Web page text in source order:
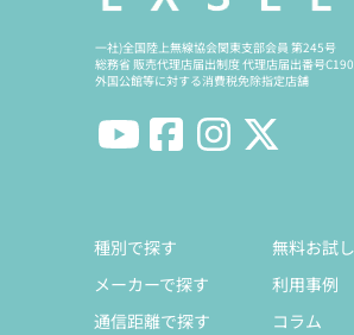
一社)全国陸上無線協会関東支部会員 第245号
総務省 販売代理店届出制度 代理店届出番号
外国公館等に対する消費税免除指定店舗
種別で探す
メーカーで探す
通信距離で探す
無料お試し
利用事例
コラム